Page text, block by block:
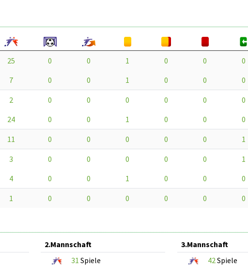
25 0 0 1 0 0 0
7 0 0 1 0 0 0
2 0 0 0 0 0 0
24 0 0 1 0 0 0
11 0 0 0 0 0 1
3 0 0 0 0 0 1
4 0 0 1 0 0 0
1 0 0 0 0 0 0
2.Mannschaft
31 Spiele
3.Mannschaft
42 Spiele